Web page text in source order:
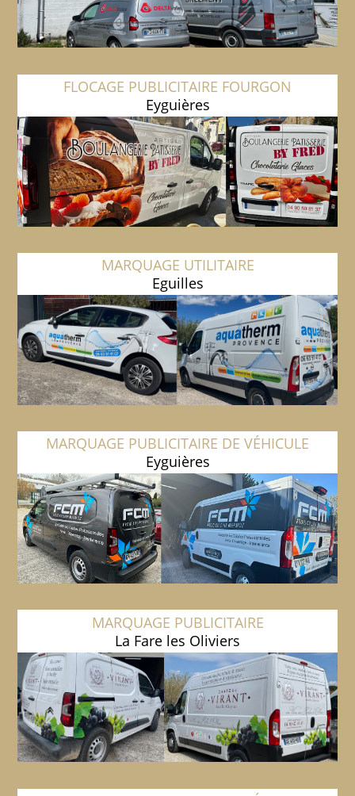
FLOCAGE PUBLICITAIRE FOURGON
Eyguières
MARQUAGE UTILITAIRE
Eguilles
MARQUAGE PUBLICITAIRE DE VÉHICULE
Eyguières
MARQUAGE PUBLICITAIRE
La Fare les Oliviers